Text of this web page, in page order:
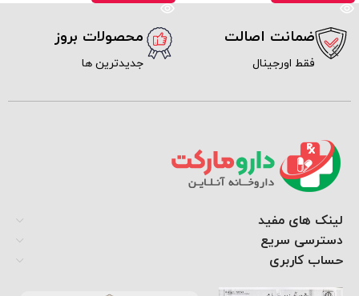
ضمانت اصالت
فقط اورجینال
محصولات بروز
جدیدترین ها
لینک های مفید
دسترسی سریع
حساب کاربری